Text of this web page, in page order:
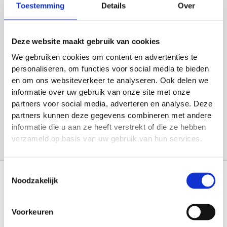
Toestemming Details Over
Deze website maakt gebruik van cookies
We gebruiken cookies om content en advertenties te
personaliseren, om functies voor social media te bieden
en om ons websiteverkeer te analyseren. Ook delen we
informatie over uw gebruik van onze site met onze
partners voor social media, adverteren en analyse. Deze
partners kunnen deze gegevens combineren met andere
informatie die u aan ze heeft verstrekt of die ze hebben
verzameld op basis van uw gebruik van hun services.
Noodzakelijk
Voorkeuren
k
e
n
Categorieën
Cadeau Ideeën
Looptraining
Sport en Spel
Sporten
Trainingsmateriaal